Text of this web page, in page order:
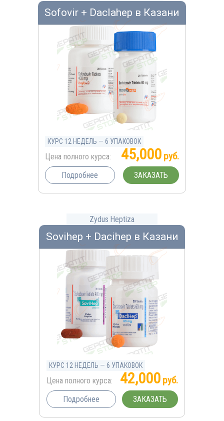
Sofovir + Daclahep в Казани
КУРС 12 НЕДЕЛЬ — 6 УПАКОВОК
Цена полного курса: 45,000 руб.
Подробнее ЗАКАЗАТЬ
Zydus Heptiza
Sovihep + Dacihep в Казани
КУРС 12 НЕДЕЛЬ — 6 УПАКОВОК
Цена полного курса: 42,000руб.
Подробнее ЗАКАЗАТЬ